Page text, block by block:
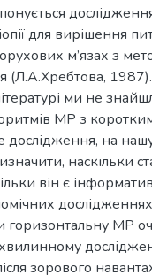
для вирішення
м’язах з
(Л.А.Хребтова,
ми не
МР з
дослідження, на
наскільки
він є
горизонтальну МР
зорового